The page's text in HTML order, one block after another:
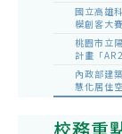
國立高雄
模創客大賽
桃園市立
計畫「
內政部建
慧化居住